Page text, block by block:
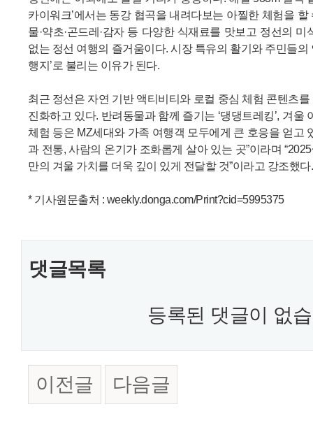
카이워크’에서는 동강 협곡을 내려다보는 아찔한 체험을
물·약초·곤드레·감자 등 다양한 식재료를 맛보고 정선의
없는 정선 여행의 즐거움이다. 시장 특유의 활기와 주민들의
행지’로 불리는 이유가 된다.
최근 정선은 자연 기반 액티비티와 로컬 중심 체험 콘텐츠
진화하고 있다. 반려동물과 함께 즐기는 ‘댕댕트레킹’, 겨울
체험 등은 MZ세대와 가족 여행객 모두에게 큰 호응을 얻고
과 전통, 사람의 온기가 조화롭게 살아 있는 곳”이라며
만의 겨울 가치를 더욱 깊이 있게 전달할 것”이라고 강조했다.
* 기사원문출처 : weekly.donga.com/Print?cid=5995375
댓글목록
등록된 댓글이 없
이전글 다음글